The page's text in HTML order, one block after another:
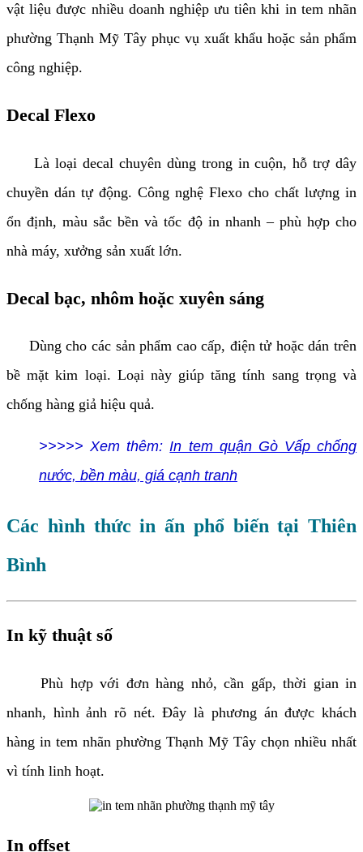
vật liệu được nhiều doanh nghiệp ưu tiên khi in tem nhãn
phường Thạnh Mỹ Tây phục vụ xuất khẩu hoặc sản phẩm
công nghiệp.
Decal Flexo
Là loại decal chuyên dùng trong in cuộn, hỗ trợ dây
chuyền dán tự động. Công nghệ Flexo cho chất lượng in
ổn định, màu sắc bền và tốc độ in nhanh – phù hợp cho
nhà máy, xưởng sản xuất lớn.
Decal bạc, nhôm hoặc xuyên sáng
Dùng cho các sản phẩm cao cấp, điện tử hoặc dán trên
bề mặt kim loại. Loại này giúp tăng tính sang trọng và
chống hàng giả hiệu quả.
>>>>> Xem thêm:In tem quận Gò Vấp chống
nước, bền màu, giá cạnh tranh
Các hình thức in ấn phổ biến tại Thiên
Bình
In kỹ thuật số
Phù hợp với đơn hàng nhỏ, cần gấp, thời gian in
nhanh, hình ảnh rõ nét. Đây là phương án được khách
hàng in tem nhãn phường Thạnh Mỹ Tây chọn nhiều nhất
vì tính linh hoạt.
In offset